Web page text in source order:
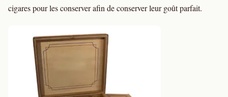
cigares pour les conserver afin de conserver leur goût parfait.